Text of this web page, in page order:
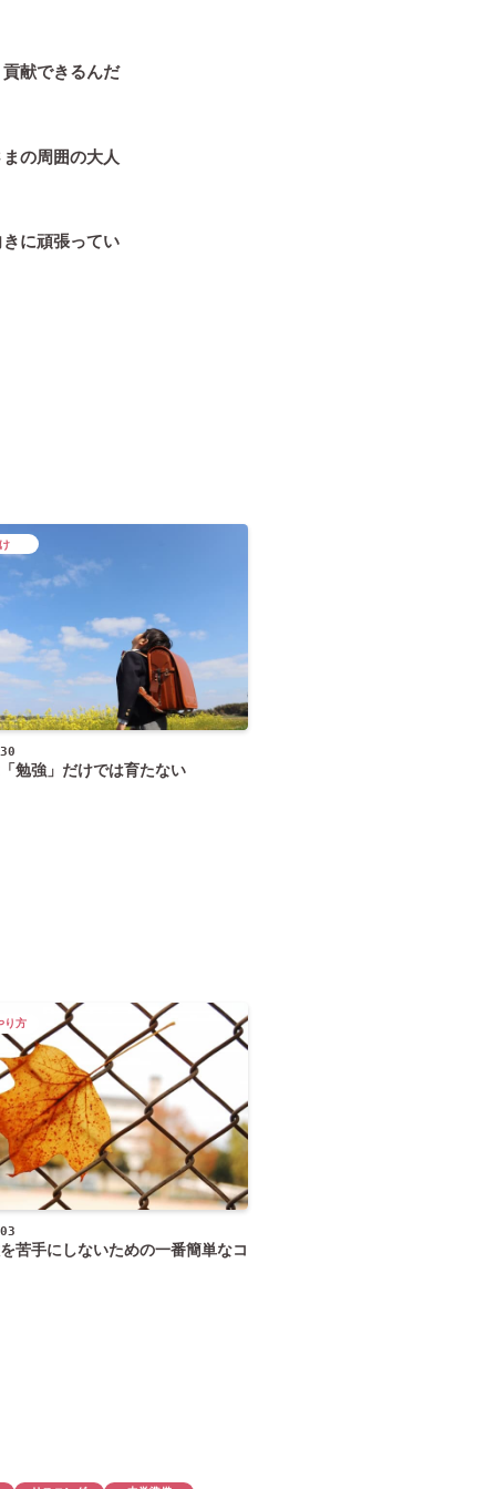
献できるんだ
の周囲の大人
に頑張ってい
勉強」だけでは育たない
苦手にしないための一番簡単なコ
り方